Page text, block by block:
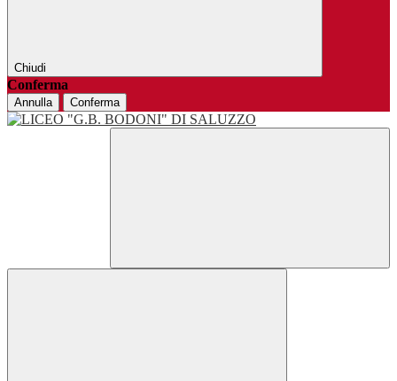
Chiudi
Conferma
Annulla Conferma